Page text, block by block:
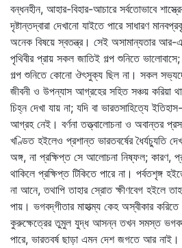
বন্ধনহীন, আহার-বিহার-আচারে সর্বতোভাবে
দৃষ্টান্তদ্বারা দেখানো যাইতে পারে সাধারণ
অনেক বিষয়ে স্বতন্ত্র। সেই অসামান্যতার আর-
পৃথিবীর প্রায় সকল জাতিই গল্প শুনিতে
গল্প শুনিতে কোনো ঔৎসুক্য ছিল না। সকল
জীবনী ও উপন্যাস আগ্রহের সহিত সঞ্চয় করিয়া
চিহ্ন দেখা যায় না; যদি বা ভারতসাহিত্যে
আগ্রহ নেই। বর্ণনা তত্ত্বালোচনা ও অবান্তর
খণ্ডিত হইলেও প্রশান্ত ভারতবর্ষের ধৈর্যচ্যুতি
অঙ্গ, না প্রক্ষিপ্ত সে আলোচনা নিষ্ফল; কারণ,
থাকিলে প্রক্ষিপ্ত টিকিতে পারে না। পর্বতশৃঙ্গ
না আনে, তথাপি তাহার স্রোত ক্ষীণবেগ হইলে
পায়। ভগবদ্‌গীতার মাহাত্ম্য কেহ অস্বীকার
কুরুক্ষেত্রের তুমুল যুদ্ধ আসন্ন তখন সমস্ত
পারে, ভারতবর্ষ ছাড়া এমন দেশ জগতে আর নাই।